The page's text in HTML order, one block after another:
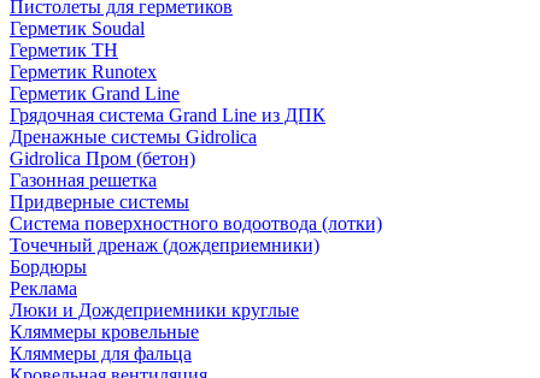
Пистолеты для герметиков
Герметик Soudal
Герметик ТН
Герметик Runotex
Герметик Grand Line
Грядочная система Grand Line из ДПК
Дренажные системы Gidrolica
Gidrolica Пром (бетон)
Газонная решетка
Придверные системы
Система поверхностного водоотвода (лотки)
Точечный дренаж (дождеприемники)
Бордюры
Рекламa
Люки и Дождеприемники круглые
Кляммеры кровельные
Кляммеры для фальца